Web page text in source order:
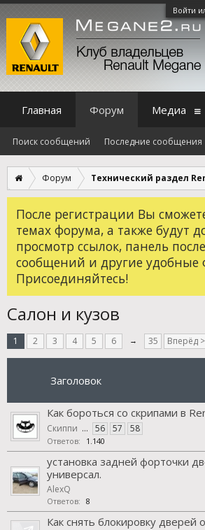
Войти
Форум
После регистрации Вы
темах форума, а также будут
просмотр ссылок, панель
сообщений и другие удобные
Присоединяйтесь!
Салон и кузов
1 2 3 4 5 6 → 35 Вперёд >
Заголовок
Как бороться со скрипами в
Скиппи ... 56 57 58
Ответов: 1.140
установка задней форточки
универсал.
AlexQ
Ответов: 8
Как снять блокировку дверей
Главная Форум
Поиск сообщений Последние сообщения
Медиа